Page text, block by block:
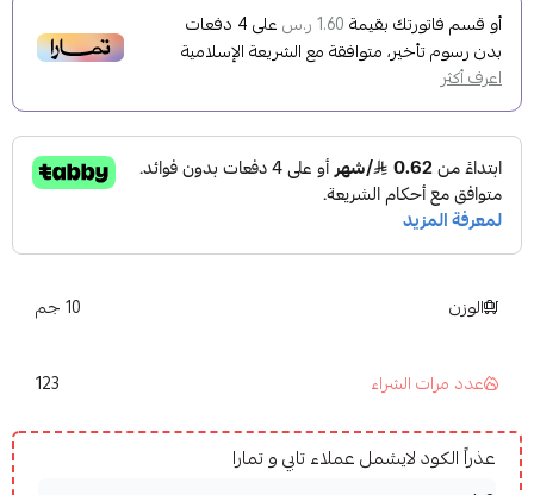
أو قسم فاتورتك بقيمة 1.60 ر.س على4 دفعات
بدون رسوم تأخير، متوافقة مع الشريعة الإسلامية
اعرف أكثر
الوزن 10 جم
عدد مرات الشراء 123
عذراً الكود لايشمل عملاء تابي و تمارا